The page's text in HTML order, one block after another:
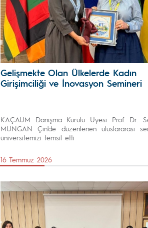
Gelişmekte Olan Ülkelerde Kadın
Girişimciliği ve İnovasyon Semineri
KAÇAUM Danışma Kurulu Üyesi Prof. Dr.
MUNGAN Çin'de düzenlenen uluslararası
üniversitemizi temsil etti
16 Temmuz 2026